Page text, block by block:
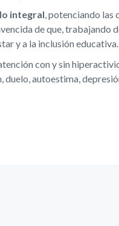
integral, potenciando las
de que, trabajando
y a la inclusión educativa.
con y sin
autoestima,